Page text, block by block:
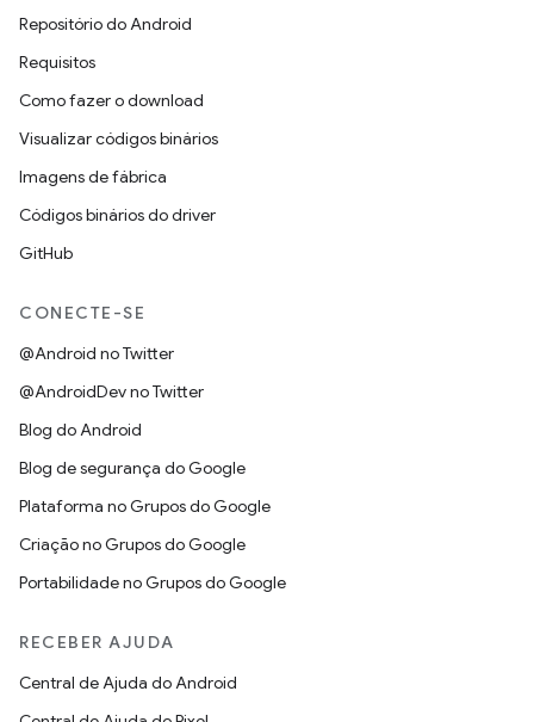
Repositório do Android
Requisitos
Como fazer o download
Visualizar códigos binários
Imagens de fábrica
Códigos binários do driver
GitHub
CONECTE-SE
@Android no Twitter
@AndroidDev no Twitter
Blog do Android
Blog de segurança do Google
Plataforma no Grupos do Google
Criação no Grupos do Google
Portabilidade no Grupos do Google
RECEBER AJUDA
Central de Ajuda do Android